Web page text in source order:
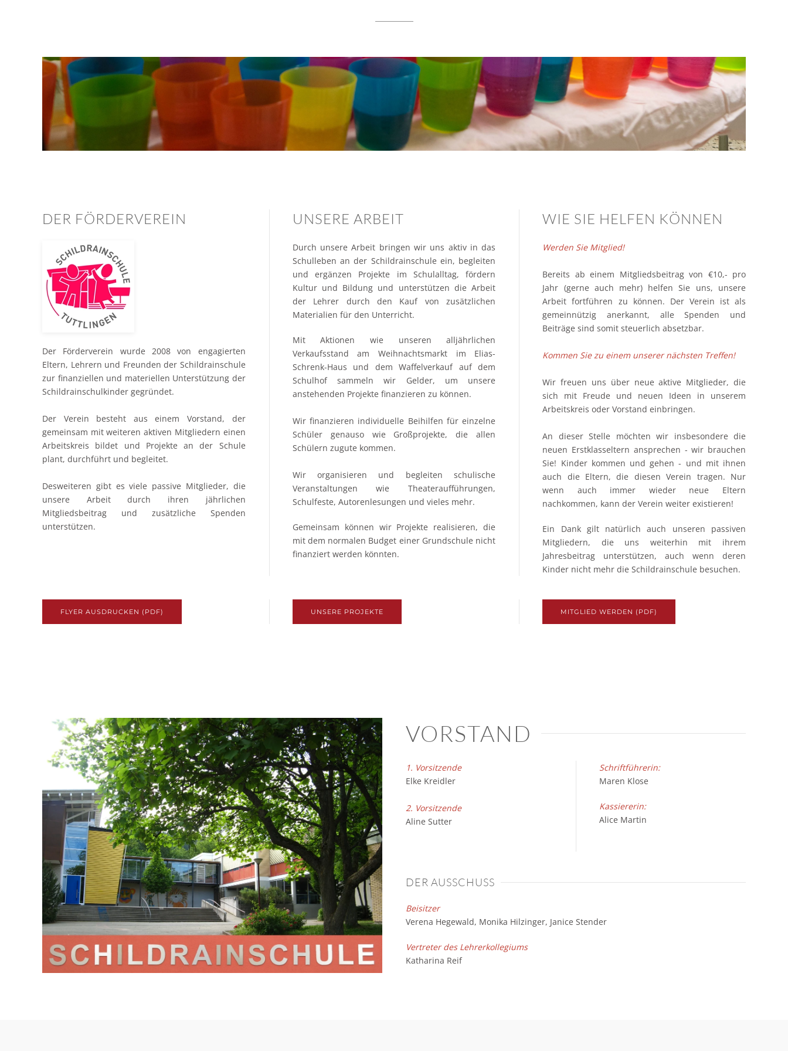
DER FÖRDERVEREIN
Der Förderverein wurde 2008 von engagierten
Eltern, Lehrern und Freunden der Schildrainschule
zur finanziellen und materiellen Unterstützung der
Schildrainschulkinder gegründet.
Der Verein besteht aus einem Vorstand, der
gemeinsam mit weiteren aktiven Mitgliedern einen
Arbeitskreis bildet und Projekte an der Schule
plant, durchführt und begleitet.
Desweiteren gibt es viele passive Mitglieder, die
unsere Arbeit durch ihren jährlichen
Mitgliedsbeitrag und zusätzliche Spenden
unterstützen.
UNSERE ARBEIT
Durch unsere Arbeit bringen wir uns aktiv in das
Schulleben an der Schildrainschule ein, begleiten
und ergänzen Projekte im Schulalltag, fördern
Kultur und Bildung und unterstützen die Arbeit
der Lehrer durch den Kauf von zusätzlichen
Materialien für den Unterricht.
Mit Aktionen wie unseren alljährlichen
Verkaufsstand am Weihnachtsmarkt im Elias-
Schrenk-Haus und dem Waffelverkauf auf dem
Schulhof sammeln wir Gelder, um unsere
anstehenden Projekte finanzieren zu können.
Wir finanzieren individuelle Beihilfen für einzelne
Schüler genauso wie Großprojekte, die allen
Schülern zugute kommen.
Wir organisieren und begleiten schulische
Veranstaltungen wie Theateraufführungen,
Schulfeste, Autorenlesungen und vieles mehr.
Gemeinsam können wir Projekte realisieren, die
mit dem normalen Budget einer Grundschule nicht
finanziert werden könnten.
WIE SIE HELFEN KÖNNEN
Werden Sie Mitglied!
Bereits ab einem Mitgliedsbeitrag von €10,- pro
Jahr (gerne auch mehr) helfen Sie uns, unsere
Arbeit fortführen zu können. Der Verein ist als
gemeinnützig anerkannt, alle Spenden und
Beiträge sind somit steuerlich absetzbar.
Kommen Sie zu einem unserer nächsten Treffen!
Wir freuen uns über neue aktive Mitglieder, die
sich mit Freude und neuen Ideen in unserem
Arbeitskreis oder Vorstand einbringen.
An dieser Stelle möchten wir insbesondere die
neuen Erstklasseltern ansprechen - wir brauchen
Sie! Kinder kommen und gehen - und mit ihnen
auch die Eltern, die diesen Verein tragen. Nur
wenn auch immer wieder neue Eltern
nachkommen, kann der Verein weiter existieren!
Ein Dank gilt natürlich auch unseren passiven
Mitgliedern, die uns weiterhin mit ihrem
Jahresbeitrag unterstützen, auch wenn deren
Kinder nicht mehr die Schildrainschule besuchen.
FLYER AUSDRUCKEN (PDF) UNSERE PROJEKTE MITGLIED WERDEN (PDF)
VORSTAND
1. Vorsitzende
Elke Kreidler
2. Vorsitzende
Aline Sutter
Maren Klose
Kassiererin:
Alice Martin
DER AUSSCHUSS
Beisitzer
Verena Hegewald, Monika Hilzinger, Janice Stender
Vertreter des Lehrerkollegiums
Katharina Reif